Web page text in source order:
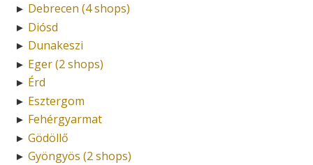
► Debrecen (4 shops)
► Diósd
► Dunakeszi
► Eger (2 shops)
► Érd
► Esztergom
► Fehérgyarmat
► Gödöllő
► Gyöngyös (2 shops)